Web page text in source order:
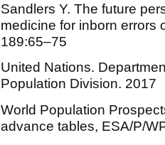
Sandlers Y. The future
medicine for inborn errors
189:65–75
United Nations.
Population Division. 2017
World Population
advance tables, ESA/P/